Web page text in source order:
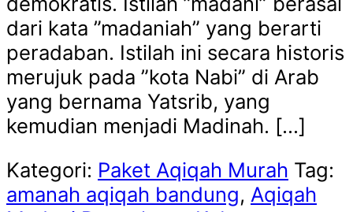
dari kata ”madaniah” yang berarti
peradaban. Istilah ini secara historis
merujuk pada ”kota Nabi” di Arab
yang bernama Yatsrib, yang
kemudian menjadi Madinah. […]
Kategori: Paket Aqiqah Murah Tag:
amanah aqiqah bandung, Aqiqah